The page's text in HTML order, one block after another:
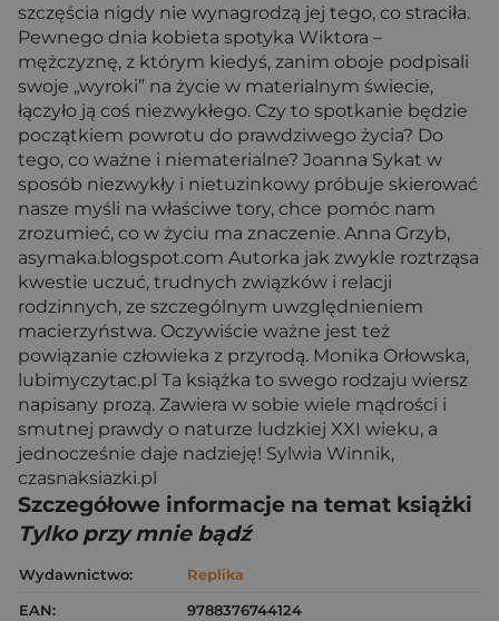
szczęścia nigdy nie wynagrodzą jej tego, co straciła.
Pewnego dnia kobieta spotyka Wiktora –
mężczyznę, z którym kiedyś, zanim oboje podpisali
swoje „wyroki” na życie w materialnym świecie,
łączyło ją coś niezwykłego. Czy to spotkanie będzie
początkiem powrotu do prawdziwego życia? Do
tego, co ważne i niematerialne? Joanna Sykat w
sposób niezwykły i nietuzinkowy próbuje skierować
nasze myśli na właściwe tory, chce pomóc nam
zrozumieć, co w życiu ma znaczenie. Anna Grzyb,
asymaka.blogspot.com Autorka jak zwykle roztrząsa
kwestie uczuć, trudnych związków i relacji
rodzinnych, ze szczególnym uwzględnieniem
macierzyństwa. Oczywiście ważne jest też
powiązanie człowieka z przyrodą. Monika Orłowska,
lubimyczytac.pl Ta książka to swego rodzaju wiersz
napisany prozą. Zawiera w sobie wiele mądrości i
smutnej prawdy o naturze ludzkiej XXI wieku, a
jednocześnie daje nadzieję! Sylwia Winnik,
czasnaksiazki.pl
Szczegółowe informacje na temat książki
Tylko przy mnie bądź
Wydawnictwo:
Replika
EAN:
9788376744124